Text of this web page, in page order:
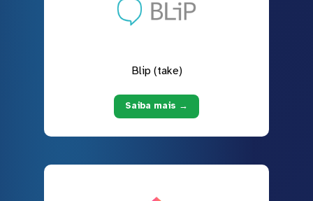
Blip (take)
Saiba mais →